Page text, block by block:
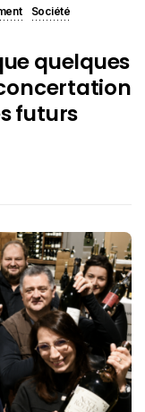
Société
quelques
futurs